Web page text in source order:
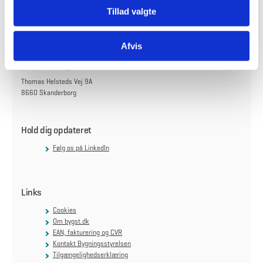
Tillad valgte
Afvis
Skanderborg
Thomas Helsteds Vej 9A
8660 Skanderborg
Hold dig opdateret
Følg os på LinkedIn
Links
Cookies
Om bygst.dk
EAN, fakturering og CVR
Kontakt Bygningsstyrelsen
Tilgængelighedserklæring